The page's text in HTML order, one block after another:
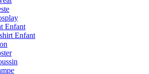
Enfant
Enfant